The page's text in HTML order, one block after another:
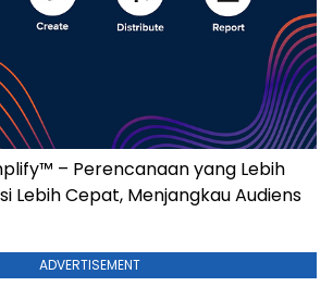
– Perencanaan yang Lebih
Lebih Cepat, Menjangkau Audiens
ADVERTISEMENT